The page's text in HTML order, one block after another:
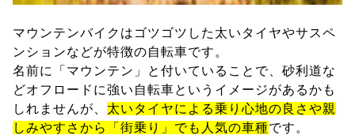
マウンテンバイクはゴツゴツした太いタイヤやサスペ
ンションなどが特徴の自転車です。
名前に「マウンテン」と付いていることで、砂利道な
どオフロードに強い自転車というイメージがあるかも
しれませんが、 太いタイヤによる乗り心地の良さや親
しみやすさから「街乗り」でも人気の車種です。